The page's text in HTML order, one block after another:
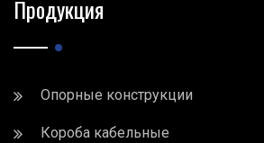
Продукция
Опорные конструкции
Короба кабельные